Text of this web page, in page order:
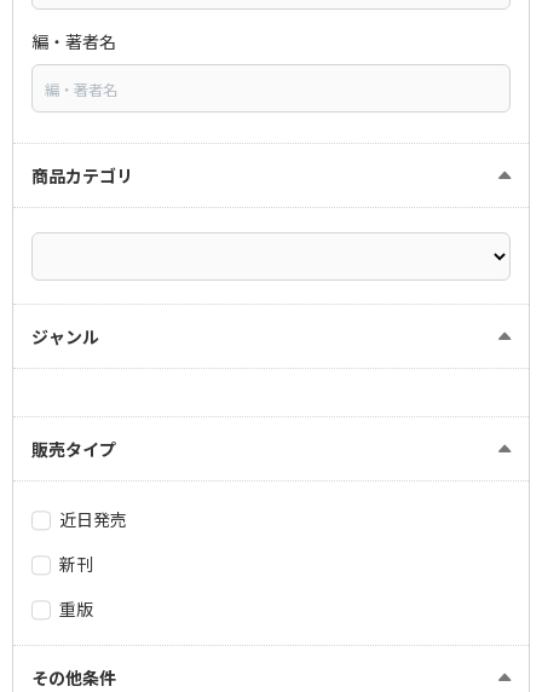
編・著者名
商品カテゴリ
ジャンル
販売タイプ
近日発売
新刊
重版
その他条件